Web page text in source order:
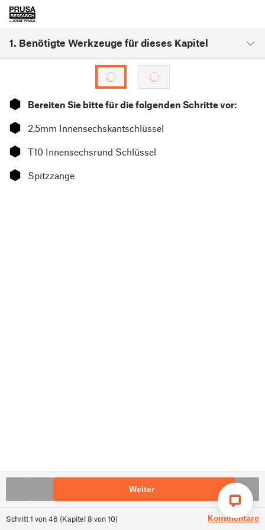
1. Benötigte Werkzeuge für dieses Kapitel
Schritt1 von46 (Kapitel8 von10) Kommentare
⬢ Bereiten Sie bitte für die folgenden Schritte vor:
⬢ 2,5mm Innensechskantschlüssel
⬢ T10 Innensechsrund Schlüssel
⬢ Spitzzange
Weiter